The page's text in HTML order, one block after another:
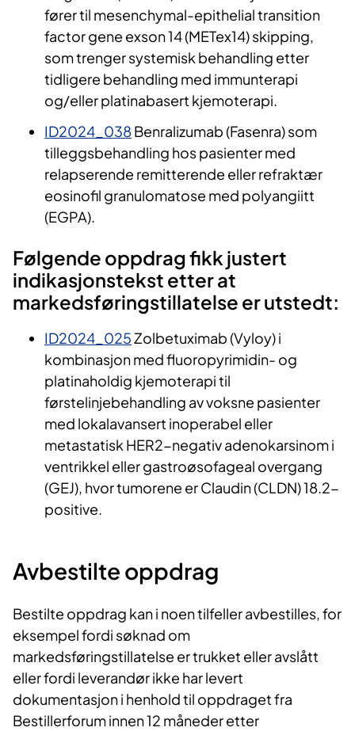
fører til mesenchymal-epithelial transition
factor gene exson 14 (METex14) skipping,
som trenger systemisk behandling etter
tidligere behandling med immunterapi
og/eller platinabasert kjemoterapi.
ID2024_038Benralizumab (Fasenra) som
tilleggsbehandling hos pasienter med
relapserende remitterende eller refraktær
eosinofil granulomatose med polyangiitt
(EGPA).
Følgende oppdrag fikk justert
indikasjonstekst etter at
markedsføringstillatelse er utstedt:
ID2024_025Zolbetuximab (Vyloy) i
kombinasjon med fluoropyrimidin- og
platinaholdig kjemoterapi til
førstelinjebehandling av voksne pasienter
med lokalavansert inoperabel eller
metastatisk HER2-negativ adenokarsinom i
ventrikkel eller gastroøsofageal overgang
(GEJ), hvor tumorene er Claudin (CLDN) 18.2-
positive.
Avbestilte oppdrag
Bestilte oppdrag kan i noen tilfeller avbestilles, for
eksempel fordi søknad om
markedsføringstillatelse er trukket eller avslått
eller fordi leverandør ikke har levert
dokumentasjon i henhold til oppdraget fra
Bestillerforum innen 12 måneder etter